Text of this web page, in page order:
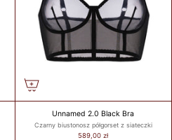
Unnamed 2.0 Black Bra
Czarny biustonosz półgorset z siateczki
589,00 zł